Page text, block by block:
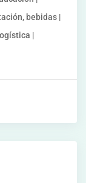
bebidas |
|